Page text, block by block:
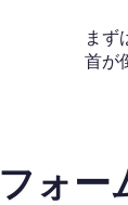
まず
首が
フォー